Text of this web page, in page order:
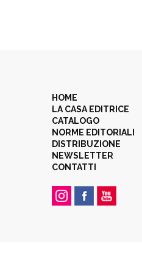
HOME
LA CASA EDITRICE
CATALOGO
NORME EDITORIALI
DISTRIBUZIONE
NEWSLETTER
CONTATTI